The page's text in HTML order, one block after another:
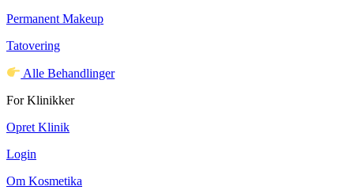
Permanent Makeup
Tatovering
Alle Behandlinger
For Klinikker
Opret Klinik
Login
Om Kosmetika